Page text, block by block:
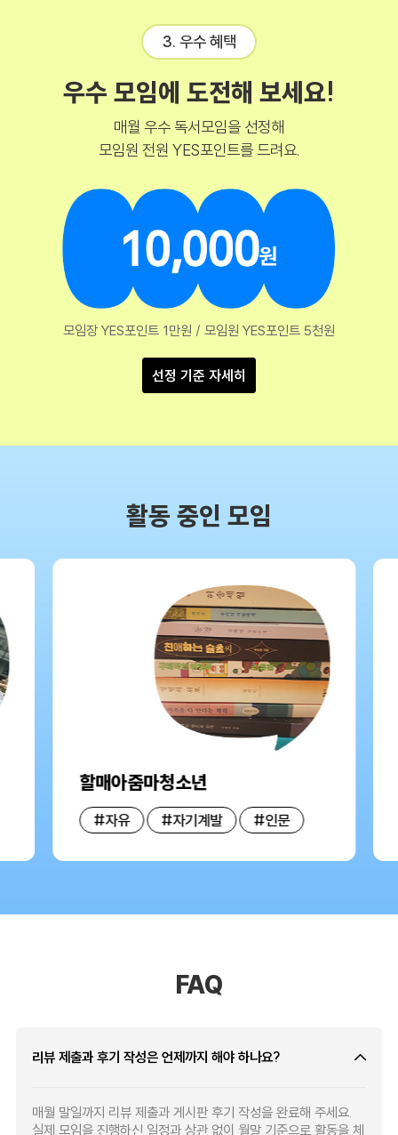
3. 우수 혜택
우수 모임에 도전해 보세요!
매월 우수 독서모임을 선정해
모임원 전원 YES포인트를 드려요.
모임장 YES포인트 1만원 / 모임원 YES포인트 5천원
선정 기준 자세히
활동 중인 모임
할매아줌마청소년
#자유 #자기계발 #인문
FAQ
리뷰 제출과 후기 작성은 언제까지 해야 하나요?
매월 말일까지 리뷰 제출과 게시판 후기 작성을 완료해 주세요.
실제 모임을 진행하신 일정과 상관 없이 월말 기준으로 활동을 체